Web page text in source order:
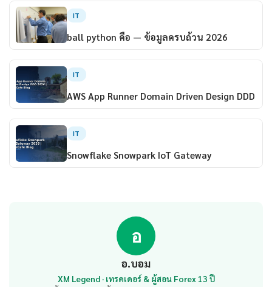
IT
ball python คือ — ข้อมูลครบถ้วน 2026
IT
AWS App Runner Domain Driven Design DDD
IT
Snowflake Snowpark IoT Gateway
อ
อ.บอม
XM Legend · เทรดเดอร์ & ผู้สอน Forex 13 ปี